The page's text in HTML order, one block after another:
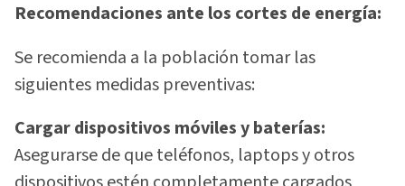
Recomendaciones ante los cortes de energía:
Se recomienda a la población tomar las
siguientes medidas preventivas:
Cargar dispositivos móviles y baterías:
Asegurarse de que teléfonos, laptops y otros